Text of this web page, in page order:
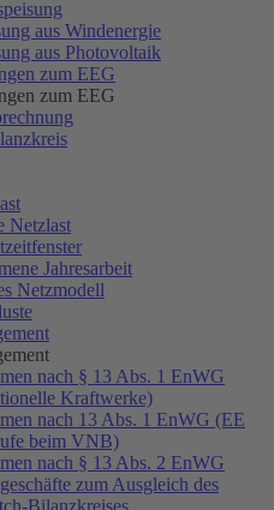
aus Windenergie
aus Photovoltaik
zum EEG
zum EEG
Netzlast
Jahresarbeit
Netzmodell
nach § 13 Abs. 1 EnWG
Kraftwerke)
nach 13 Abs. 1 EnWG (EE
beim VNB)
nach § 13 Abs. 2 EnWG
zum Ausgleich des
Bilanzkreises